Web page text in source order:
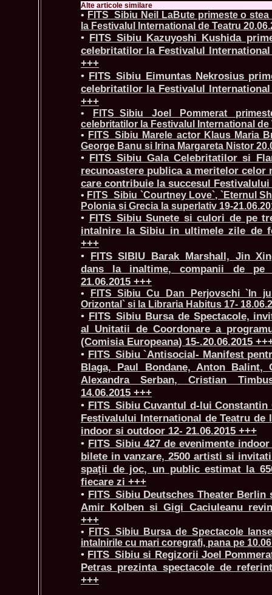
Alte articole similare
• FITS_Sibiu Neil LaBute primeste o
la Festivalul International de Teatru
• FITS_Sibiu Kazuyoshi Kushida
celebritatilor la Festivalul International
+++
• FITS_Sibiu Eimuntas Nekrosius
celebritatilor la Festivalul International
+++
•
FITS_Sibiu Joel Pommerat
celebritatilor la Festivalul International de
• FITS_Sibiu Marele actor Klaus Maria
George Banu si Irina Margareta Nistor
• FITS_Sibiu Gala Celebritatilor si
recunoastere publica a meritelor
care contribuie la succesul Festivalului
• FITS_Sibiu `Courtney Love`, `Eternul
Polonia si Grecia la superlativ 19-
• FITS_Sibiu Sunete si culori de pe
intalnire la Sibiu in ultimele zile de
+++
• FITS_SIBIU Barak Marshall, Jin
dans la inaltime, companii de pe
21.06.2015 +++
•
FITS_Sibiu Cu Dan Perjovschi `In
Orizontal` si la Libraria Habitus 17-
• FITS_Sibiu Bursa de Spectacole,
al Unitatii de Coordonare a
(Comisia Europeana) 15-.20.06.2015
• FITS_Sibiu `Antisocial- Manifest
Blaga, Paul Bondane, Anton Balint,
Alexandra Serban, Cristian
14.06.2015 +++
• FITS_Sibiu Cuvantul d-lui
Festivalului International de Teatru de
indoor si outdoor 12- 21.06.2015 +++
• FITS_Sibiu 427 de evenimente
bilete in vanzare, 2500 artisti si
spaţii de joc, un public estimat la
fiecare zi +++
• FITS_Sibiu Deutsches Theater
Amir Kolben si Gigi Caciuleanu
+++
•
FITS_Sibiu Bursa de Spectacole
intalnirile cu mari coregrafi, pana pe
• FITS_Sibiu si Regizorii Joel
Petras prezinta spectacole de
+++